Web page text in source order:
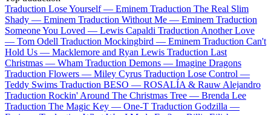
Traduction Lose Yourself — Eminem Traduction The Real Slim
Shady — Eminem Traduction Without Me — Eminem Traduction
Someone You Loved — Lewis Capaldi Traduction Another Love
— Tom Odell Traduction Mockingbird — Eminem Traduction Can't
Hold Us — Macklemore and Ryan Lewis Traduction Last
Christmas — Wham Traduction Demons — Imagine Dragons
Traduction Flowers — Miley Cyrus Traduction Lose Control —
Teddy Swims Traduction BESO — ROSALÍA & Rauw Alejandro
Traduction Rockin' Around The Christmas Tree — Brenda Lee
Traduction The Magic Key — One-T Traduction Godzilla —